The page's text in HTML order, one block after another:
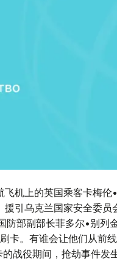
机上的英国乘客卡梅伦
引乌克兰国家安全委员
防部副部长菲多尔•别列
卡。有谁会让他们从前
战役期间，抢劫事件发